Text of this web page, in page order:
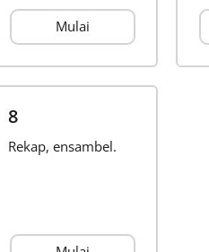
Mulai
8
Rekap, ensambel.